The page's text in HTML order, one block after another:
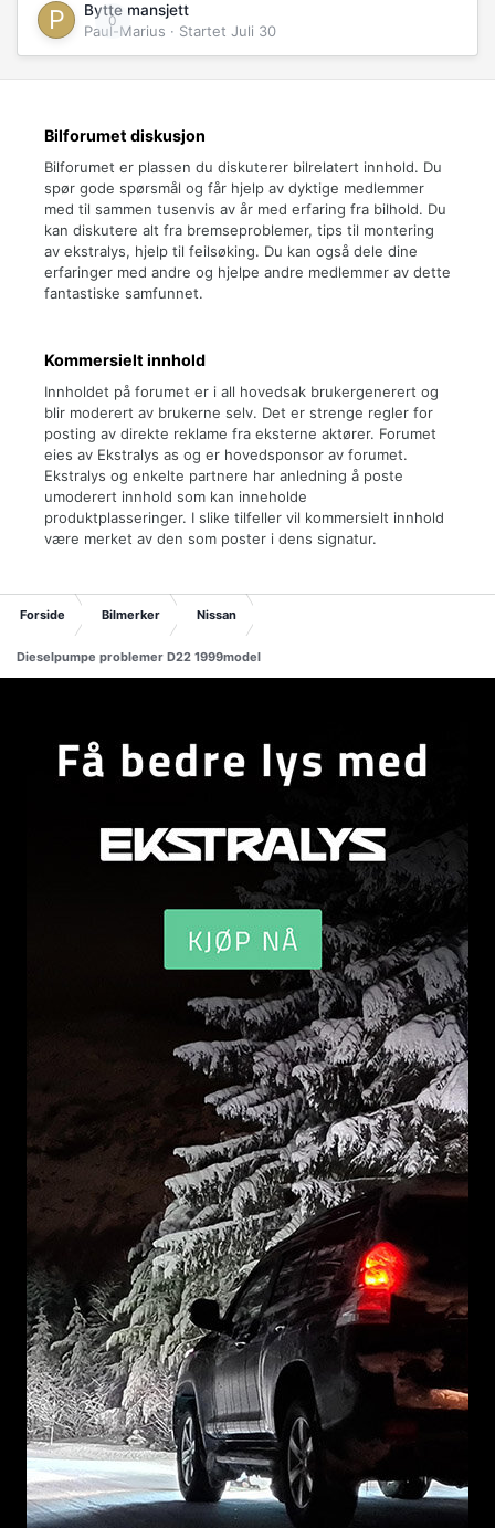
0
Bytte mansjett
Paul-Marius · Startet Juli 30
Bilforumet diskusjon
Bilforumet er plassen du diskuterer bilrelatert innhold. Du
spør gode spørsmål og får hjelp av dyktige medlemmer
med til sammen tusenvis av år med erfaring fra bilhold. Du
kan diskutere alt fra bremseproblemer, tips til montering
av ekstralys, hjelp til feilsøking. Du kan også dele dine
erfaringer med andre og hjelpe andre medlemmer av dette
fantastiske samfunnet.
Kommersielt innhold
Innholdet på forumet er i all hovedsak brukergenerert og
blir moderert av brukerne selv. Det er strenge regler for
posting av direkte reklame fra eksterne aktører. Forumet
eies av Ekstralys as og er hovedsponsor av forumet.
Ekstralys og enkelte partnere har anledning å poste
umoderert innhold som kan inneholde
produktplasseringer. I slike tilfeller vil kommersielt innhold
være merket av den som poster i dens signatur.
Forside Bilmerker Nissan
Dieselpumpe problemer D22 1999model